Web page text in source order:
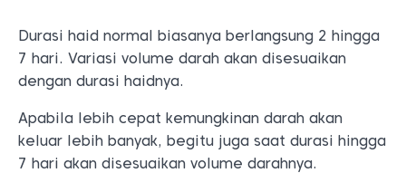
Durasi haid normal biasanya berlangsung 2 hingga
7 hari. Variasi volume darah akan disesuaikan
dengan durasi haidnya.
Apabila lebih cepat kemungkinan darah akan
keluar lebih banyak, begitu juga saat durasi hingga
7 hari akan disesuaikan volume darahnya.